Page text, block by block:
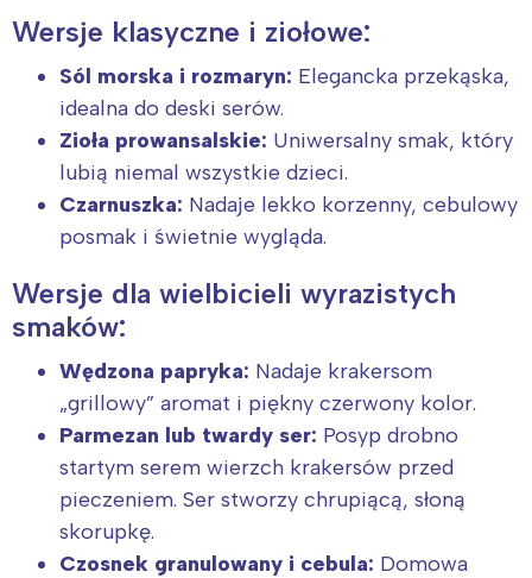
Wersje klasyczne i ziołowe:
Sól morska i rozmaryn: Elegancka przekąska,
idealna do deski serów.
Zioła prowansalskie: Uniwersalny smak, który
lubią niemal wszystkie dzieci.
Czarnuszka: Nadaje lekko korzenny, cebulowy
posmak i świetnie wygląda.
Wersje dla wielbicieli wyrazistych
smaków:
Wędzona papryka: Nadaje krakersom
„grillowy” aromat i piękny czerwony kolor.
Parmezan lub twardy ser: Posyp drobno
startym serem wierzch krakersów przed
pieczeniem. Ser stworzy chrupiącą, słoną
skorupkę.
Czosnek granulowany i cebula: Domowa